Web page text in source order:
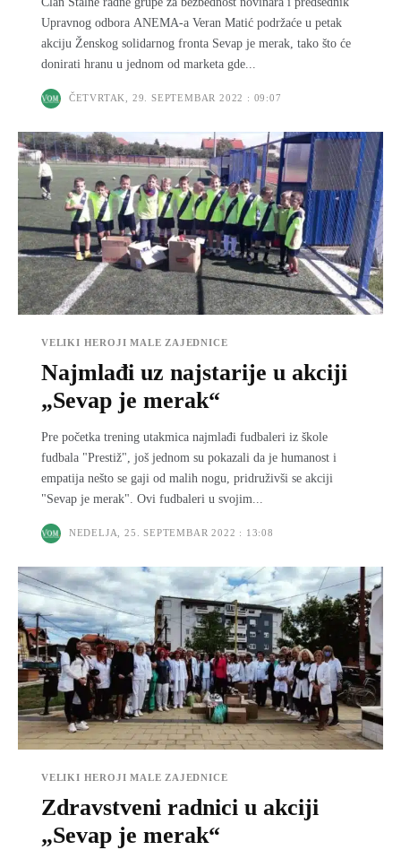
Upravnog odbora ANEMA-a Veran Matić podržaće u petak
akciju Ženskog solidarnog fronta Sevap je merak, tako što će
donirati hranu u jednom od marketa gde...
ČETVRTAK, 29. SEPTEMBAR 2022 : 09:07
VELIKI HEROJI MALE ZAJEDNICE
Najmlađi uz najstarije u akciji
„Sevap je merak“
Pre početka trening utakmica najmlađi fudbaleri iz škole
fudbala "Prestiž", još jednom su pokazali da je humanost i
empatija nešto se gaji od malih nogu, pridruživši se akciji
"Sevap je merak". Ovi fudbaleri u svojim...
NEDELJA, 25. SEPTEMBAR 2022 : 13:08
VELIKI HEROJI MALE ZAJEDNICE
Zdravstveni radnici u akciji
„Sevap je merak“